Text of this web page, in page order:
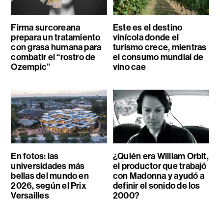
Firma surcoreana
prepara un tratamiento
con grasa humana para
combatir el “rostro de
Ozempic”
Este es el destino
vinícola donde el
turismo crece, mientras
el consumo mundial de
vino cae
En fotos: las
universidades más
bellas del mundo en
2026, según el Prix
Versailles
¿Quién era William Orbit,
el productor que trabajó
con Madonna y ayudó a
definir el sonido de los
2000?